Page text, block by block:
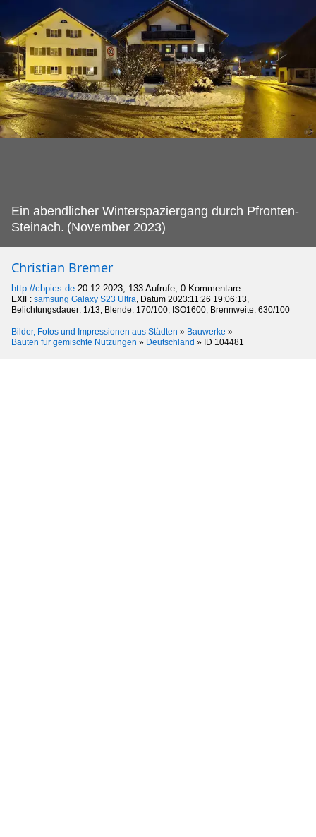
Ein abendlicher Winterspaziergang durch Pfronten-
Steinach. (November 2023)
Christian Bremer
http://cbpics.de 20.12.2023, 133 Aufrufe, 0 Kommentare
EXIF: samsung Galaxy S23 Ultra, Datum 2023:11:26 19:06:13,
Belichtungsdauer: 1/13, Blende: 170/100, ISO1600, Brennweite: 630/100
Bilder, Fotos und Impressionen aus Städten » Bauwerke »
Bauten für gemischte Nutzungen » Deutschland » ID 104481